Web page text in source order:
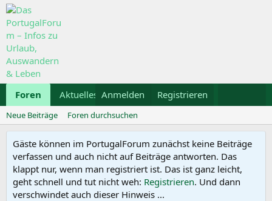
Foren Aktuelles Galerie Kalender
Anmelden Registrieren
Neue Beiträge Foren durchsuchen
Gäste können im PortugalForum zunächst keine Beiträge
verfassen und auch nicht auf Beiträge antworten. Das
klappt nur, wenn man registriert ist. Das ist ganz leicht,
geht schnell und tut nicht weh: Registrieren. Und dann
verschwindet auch dieser Hinweis ...